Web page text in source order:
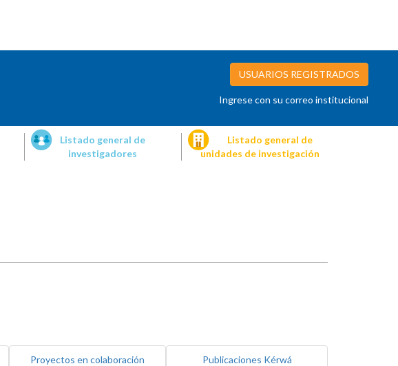
USUARIOS REGISTRADOS
Ingrese con su correo institucional
Listado general de
investigadores
Listado general de
unidades de investigación
Proyectos en colaboración Publicaciones Kérwá